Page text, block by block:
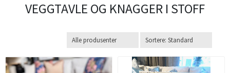
VEGGTAVLE OG KNAGGER I STOFF